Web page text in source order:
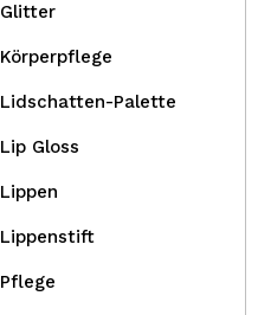
Glitter
Körperpflege
Lidschatten-Palette
Lip Gloss
Lippen
Lippenstift
Pflege